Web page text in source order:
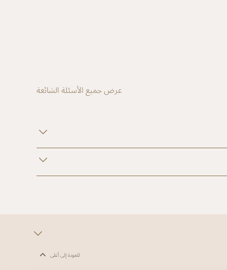
عرض جميع الأسئلة الشائعة
للعودة إلى أعلى